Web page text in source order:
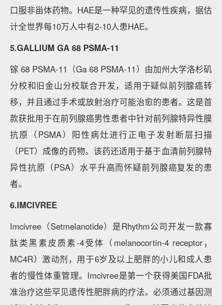
口服非甾体药物。HAE是一种罕见的遗传性疾病，据估
计全世界每10万人中有2-10人患HAE。
5.GALLIUM GA 68 PSMA-11
镓 68 PSMA-11（Ga 68 PSMA-11）由加州大学洛杉矶
分校和旧金山分校联合开发，适用于疑似前列腺癌转
移，并且通过手术或放射治疗可能治愈的患者。这是首
款获批用于在前列腺癌男性患者中针对前列腺特异性膜
抗原（PSMA）阳性病灶进行正电子发射断层扫描
（PET）成像的药物。该药还适用于基于血清前列腺特
异性抗原（PSA）水平升高而怀疑前列腺癌复发的患
者。
6.IMCIVREE
Imcivree（Setmelanotide）是Rhythm公司开发一款寡
肽类黑素皮质素-4受体（melanocortin-4 receptor，
MC4R）激动剂，用于6岁及以上肥胖的小儿和成人患
者的慢性体重管理。Imcivree是第一个获得美国FDA批
准治疗这些罕见遗传性肥胖病的疗法。必须通过基因测